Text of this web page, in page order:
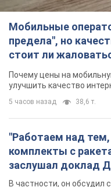
Мобильные
предела", но
стоит ли
Почему цены на
улучшить качество
5 часов назад 38,6 т.
"Работаем над
комплекты с
заслушал доклад
новых мерах
В частности, он